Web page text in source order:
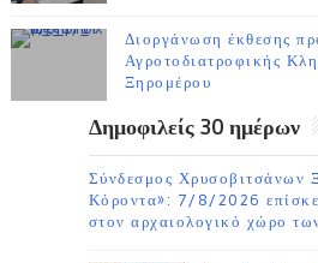
Διοργάνωση έκθεσης
Αγροτοδιατροφικής
Ξηρομέρου
Δημοφιλείς 30 ημέρων
Σύνδεσμος Χρυσοβιτσάνων
Κόροντα»: 7/8/2026
στον αρχαιολογικό χώρο